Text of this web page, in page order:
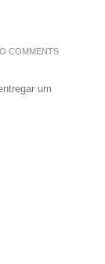
COMMENTS
um